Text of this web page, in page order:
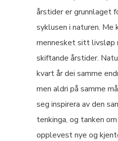
årstider er grunnlaget
syklusen i naturen. Me
mennesket sitt livsløp
skiftande årstider.
kvart år dei samme
men aldri på samme
seg inspirera av den
tenkinga, og tanken
opplevest nye og